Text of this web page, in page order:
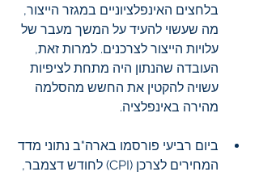
בלחצים האינפלציוניים במגזר הייצור,
מה שעשוי להעיד על המשך מעבר של
עלויות הייצור לצרכנים. למרות זאת,
העובדה שהנתון היה מתחת לציפיות
עשויה להקטין את החשש מהסלמה
מהירה באינפלציה.
ביום רביעי פורסמו בארה"ב נתוני מדד
המחירים לצרכן (CPI) לחודש דצמבר,